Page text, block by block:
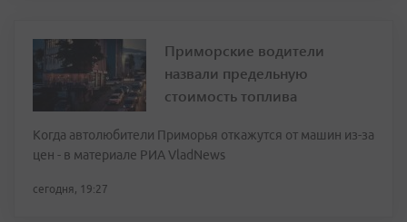
Приморские водители
назвали предельную
стоимость топлива
Когда автолюбители Приморья откажутся от машин из-за
цен - в материале РИА VladNews
сегодня, 19:27